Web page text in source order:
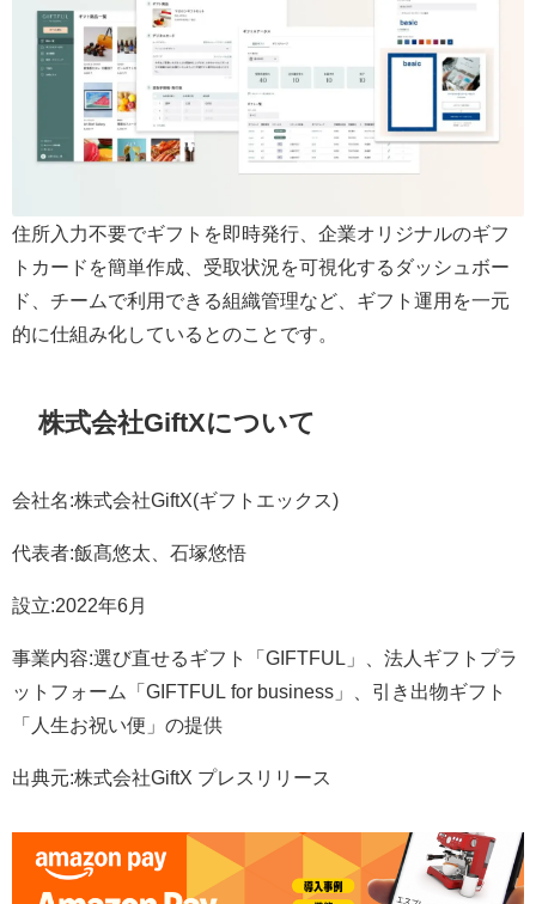
住所入力不要でギフトを即時発行、企業オリジナルのギフ
トカードを簡単作成、受取状況を可視化するダッシュボー
ド、チームで利用できる組織管理など、ギフト運用を一元
的に仕組み化しているとのことです。
株式会社GiftXについて
会社名:株式会社GiftX(ギフトエックス)
代表者:飯髙悠太、石塚悠悟
設立:2022年6月
事業内容:選び直せるギフト「GIFTFUL」、法人ギフトプラ
ットフォーム「GIFTFUL for business」、引き出物ギフト
「人生お祝い便」の提供
出典元:株式会社GiftX プレスリリース